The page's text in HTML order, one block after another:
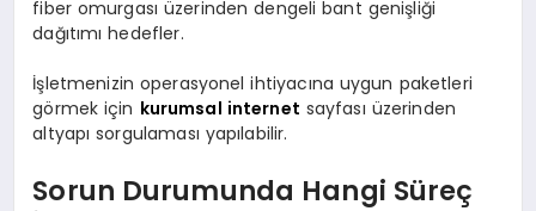
fiber omurgası üzerinden dengeli bant genişliği
dağıtımı hedefler.
İşletmenizin operasyonel ihtiyacına uygun paketleri
görmek için kurumsal internet sayfası üzerinden
altyapı sorgulaması yapılabilir.
Sorun Durumunda Hangi Süreç